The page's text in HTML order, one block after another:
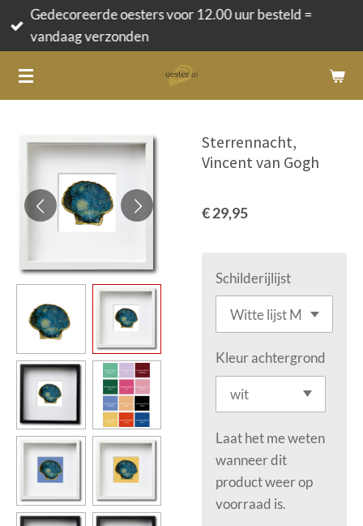
Ga
direct
de
Gedecoreerde oesters voor 12.00 uur besteld =
vandaag verzonden
Sterrennacht,
Vincent van Gogh
€ 29,95
Schilderijlijst
Kleur achtergrond
Laat het me weten
wanneer dit
product weer op
voorraad is.